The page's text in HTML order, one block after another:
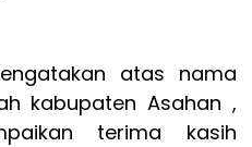
atas nama
kabupaten Asahan ,
terima kasih